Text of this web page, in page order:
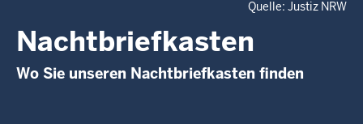
Quelle: Justiz NRW
Nachtbriefkasten
Wo Sie unseren Nachtbriefkasten finden